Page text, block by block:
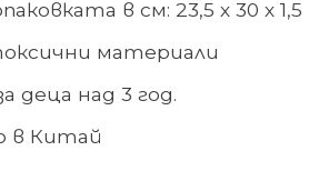
в см: 23,5 х 30 х 1,5
материали
деца над 3 год.
в Китай